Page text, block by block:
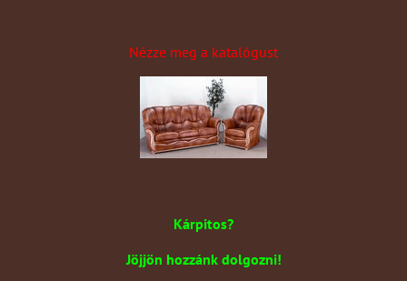
Nézze meg a katalógust
Kárpitos?
Jöjjön hozzánk dolgozni!